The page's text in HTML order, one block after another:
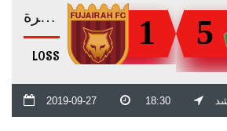
1 الفجيرة
LOSS
5
2019-09-27 18:30